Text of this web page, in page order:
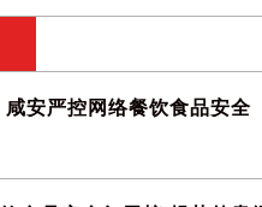
安严控网络餐饮食品安全